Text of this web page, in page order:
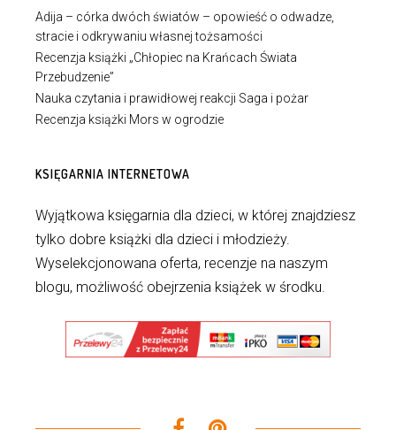
Adija – córka dwóch światów – opowieść o odwadze,
stracie i odkrywaniu własnej tożsamości
Recenzja książki „Chłopiec na Krańcach Świata
Przebudzenie”
Nauka czytania i prawidłowej reakcji Saga i pożar
Recenzja książki Mors w ogrodzie
KSIĘGARNIA INTERNETOWA
Wyjątkowa księgarnia dla dzieci, w której znajdziesz
tylko dobre książki dla dzieci i młodzieży.
Wyselekcjonowana oferta, recenzje na naszym
blogu, możliwość obejrzenia książek w środku.